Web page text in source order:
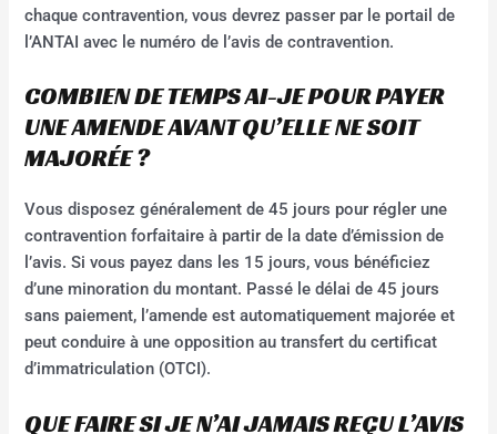
chaque contravention, vous devrez passer par le portail de
l’ANTAI avec le numéro de l’avis de contravention.
COMBIEN DE TEMPS AI-JE POUR PAYER
UNE AMENDE AVANT QU’ELLE NE SOIT
MAJORÉE ?
Vous disposez généralement de 45 jours pour régler une
contravention forfaitaire à partir de la date d’émission de
l’avis. Si vous payez dans les 15 jours, vous bénéficiez
d’une minoration du montant. Passé le délai de 45 jours
sans paiement, l’amende est automatiquement majorée et
peut conduire à une opposition au transfert du certificat
d’immatriculation (OTCI).
QUE FAIRE SI JE N’AI JAMAIS REÇU L’AVIS